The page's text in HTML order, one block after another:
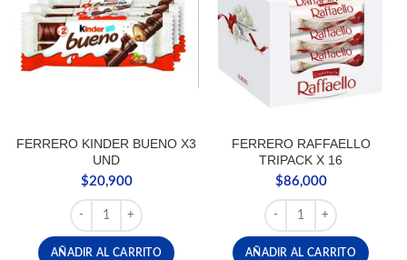
FERRERO KINDER BUENO X3
UND
$20,900
FERRERO KINDER BUENO X3 UND cantidad
AÑADIR AL CARRITO
FERRERO RAFFAELLO
TRIPACK X 16
$86,000
FERRERO RAFFAELLO
AÑADIR AL CARRITO